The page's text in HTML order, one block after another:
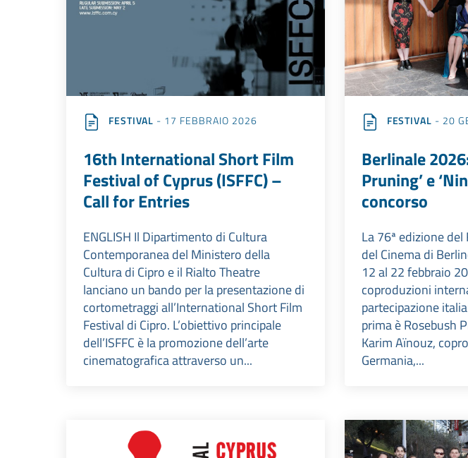
FESTIVAL - 17 FEBBRAIO 2026
16th International Short Film
Festival of Cyprus (ISFFC) –
Call for Entries
ENGLISH Il Dipartimento di Cultura
Contemporanea del Ministero della
Cultura di Cipro e il Rialto Theatre
lanciano un bando per la presentazione di
cortometraggi all’International Short Film
Festival di Cipro. L’obiettivo principale
dell’ISFFC è la promozione dell’arte
cinematografica attraverso un...
FESTIVAL - 20
Berlinale
Pruning’ e
concorso
La 76ª edizione
del Cinema di
12 al 22 febbraio
coproduzioni
partecipazione
prima è Rosebush
Karim Aïnouz,
Germania,...